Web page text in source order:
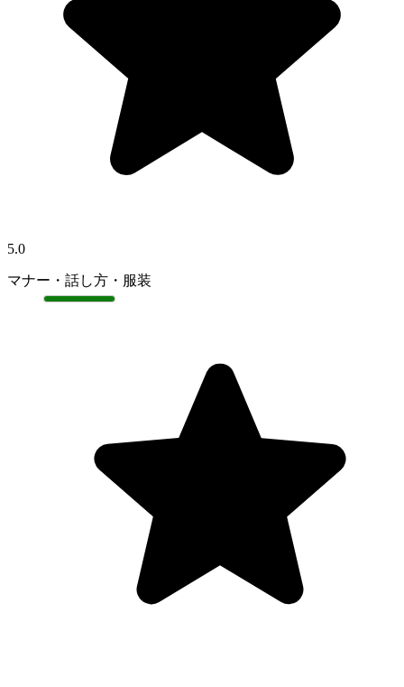
5.0
マナー・話し方・服装